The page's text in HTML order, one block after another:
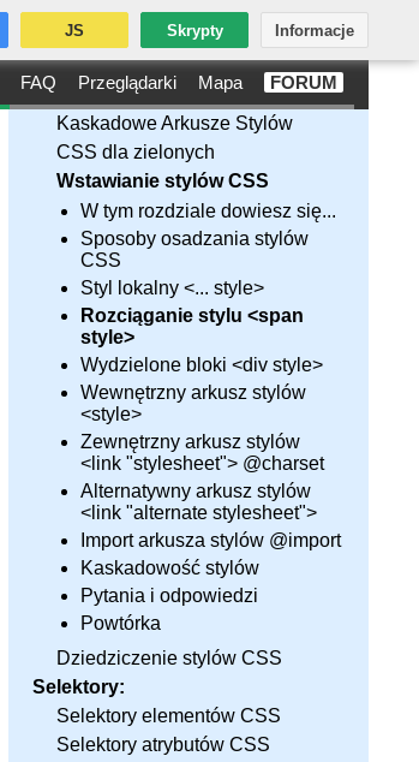
FAQ Przeglądarki Mapa FORUM
Kaskadowe Arkusze Stylów
CSS dla zielonych
Wstawianie stylów CSS
W tym rozdziale dowiesz się...
Sposoby osadzania stylów
CSS
Styl lokalny <... style>
Rozciąganie stylu <span
style>
Wydzielone bloki <div style>
Wewnętrzny arkusz stylów
<style>
Zewnętrzny arkusz stylów
<link "stylesheet"> @charset
Alternatywny arkusz stylów
<link "alternate stylesheet">
Import arkusza stylów @import
Kaskadowość stylów
Pytania i odpowiedzi
Powtórka
Dziedziczenie stylów CSS
Selektory:
Selektory elementów CSS
Selektory atrybutów CSS
JS Skrypty Informacje